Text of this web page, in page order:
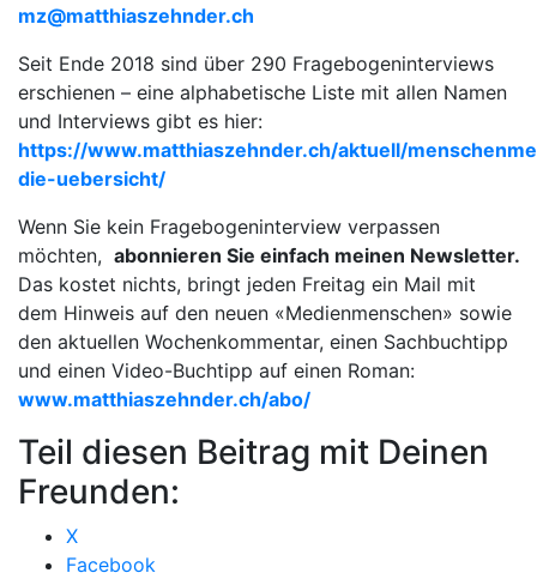
mz@matthiaszehnder.ch
Seit Ende 2018 sind über 290 Fragebogeninterviews
erschienen – eine alphabetische Liste mit allen Namen
und Interviews gibt es hier:
https://www.matthiaszehnder.ch/aktuell/
die-uebersicht/
Wenn Sie kein Fragebogeninterview verpassen
möchten, abonnieren Sie einfach meinen Newsletter.
Das kostet nichts, bringt jeden Freitag ein Mail mit
dem Hinweis auf den neuen «Medienmenschen» sowie
den aktuellen Wochenkommentar, einen Sachbuchtipp
und einen Video-Buchtipp auf einen Roman:
www.matthiaszehnder.ch/abo/
Teil diesen Beitrag mit Deinen
Freunden:
X
Facebook